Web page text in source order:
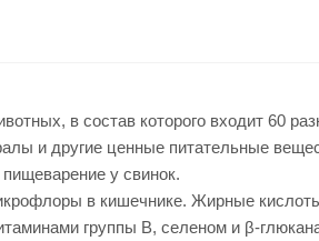
в состав которого входит 60
и другие ценные питательные
у свинок.
в кишечнике. Жирные
группы В, селеном и β-